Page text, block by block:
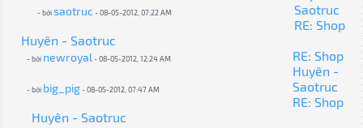
Saotruc
- bởisaotruc- 08-05-2012, 07:22 AM
RE: Shop
Huyên - Saotruc
- bởi newroyal- 08-05-2012, 12:24 AM
RE: Shop
Huyên -
Saotruc
- bởi big_pig- 08-05-2012, 07:47 AM
RE: Shop
Huyên - Saotruc